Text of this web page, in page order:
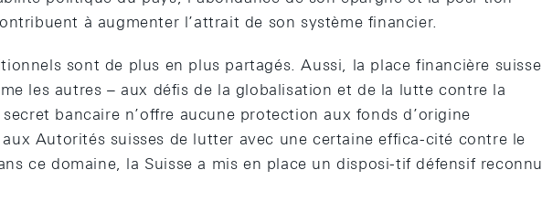
à augmenter l’attrait de son système financier.
sont de plus en plus partagés. Aussi, la place financière suisse
les autres – aux défis de la globalisation et de la lutte contre la
bancaire n’offre aucune protection aux fonds d’origine
Autorités suisses de lutter avec une certaine effica-cité contre le
ce domaine, la Suisse a mis en place un disposi-tif défensif reconnu